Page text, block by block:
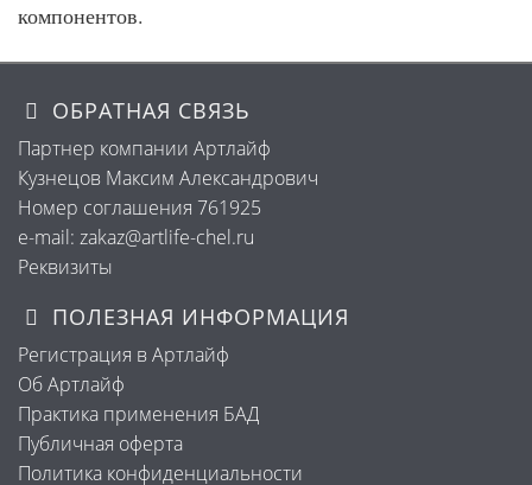
компонентов.
ОБРАТНАЯ СВЯЗЬ
Партнер компании Артлайф
Кузнецов Максим Александрович
Номер соглашения 761925
e-mail: zakaz@artlife-chel.ru
Реквизиты
ПОЛЕЗНАЯ ИНФОРМАЦИЯ
Регистрация в Артлайф
Об Артлайф
Практика применения БАД
Публичная оферта
Политика конфиденциальности